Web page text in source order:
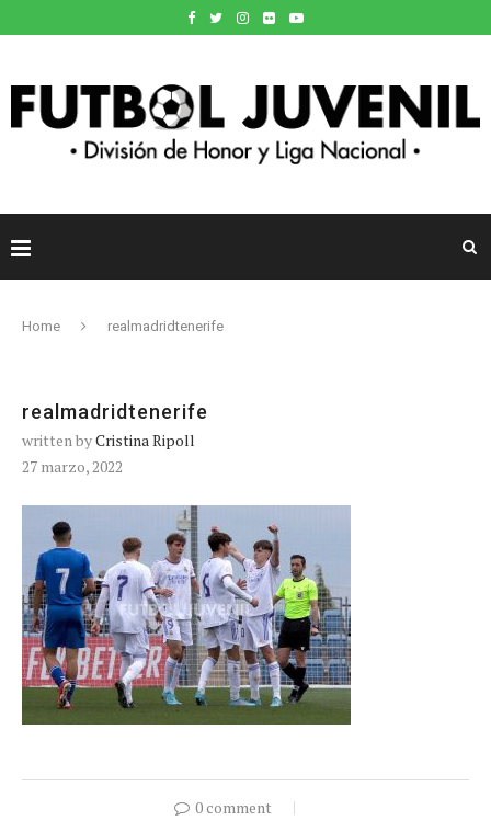
Home realmadridtenerife
realmadridtenerife
written byCristina Ripoll
27 marzo, 2022
0 comment